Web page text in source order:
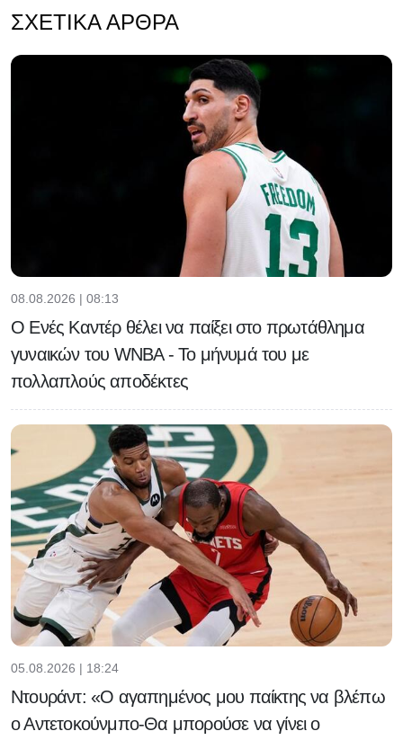
ΣΧΕΤΙΚΆ ΆΡΘΡΑ
08.08.2026 | 08:13
Ο Ενές Καντέρ θέλει να παίξει στο πρωτάθλημα
γυναικών του WNBA - Το μήνυμά του με
πολλαπλούς αποδέκτες
05.08.2026 | 18:24
Ντουράντ: «Ο αγαπημένος μου παίκτης να βλέπω
ο Αντετοκούνμπο-Θα μπορούσε να γίνει ο